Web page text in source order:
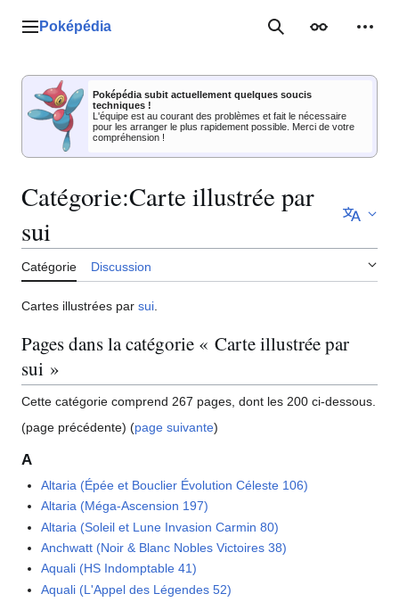
Menu principal
Poképédia RechercherApparence
Poképédia subit actuellement quelques soucis
techniques !
L'équipe est au courant des problèmes et fait le nécessaire
pour les arranger le plus rapidement possible. Merci de votre
compréhension !
Catégorie:Carte illustrée par
sui
Catégorie Discussion
Cartes illustrées par sui
Pages dans la catégorie « Carte illustrée par
sui »
Cette catégorie comprend 267 pages, dont les 200 ci-dessous.
(page précédente) (page suivante)
A
Altaria (Épée et Bouclier Évolution Céleste 106)
Altaria (Méga-Ascension 197)
Altaria (Soleil et Lune Invasion Carmin 80)
Anchwatt (Noir & Blanc Nobles Victoires 38)
Aquali (HS Indomptable 41)
Aquali (L'Appel des Légendes 52)